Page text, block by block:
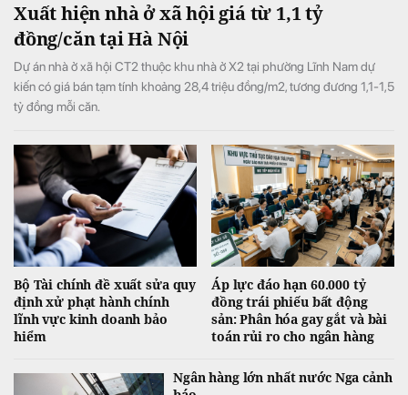
Xuất hiện nhà ở xã hội giá từ 1,1 tỷ
đồng/căn tại Hà Nội
Dự án nhà ở xã hội CT2 thuộc khu nhà ở X2 tại phường Lĩnh Nam dự
kiến có giá bán tạm tính khoảng 28,4 triệu đồng/m2, tương đương 1,1-1,5
tỷ đồng mỗi căn.
Bộ Tài chính đề xuất sửa quy
định xử phạt hành chính
lĩnh vực kinh doanh bảo
hiểm
Áp lực đáo hạn 60.000 tỷ
đồng trái phiếu bất động
sản: Phân hóa gay gắt và bài
toán rủi ro cho ngân hàng
Ngân hàng lớn nhất nước Nga cảnh